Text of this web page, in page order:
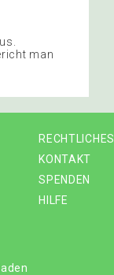
man
RECHTLICHES
KONTAKT
SPENDEN
HILFE